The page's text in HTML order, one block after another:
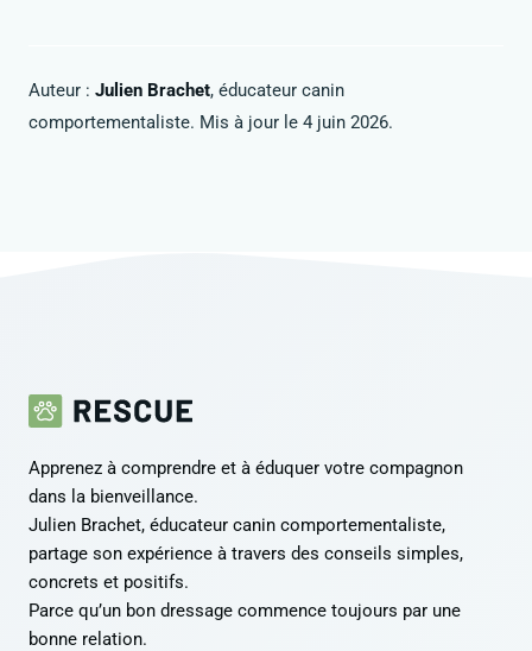
Auteur : Julien Brachet, éducateur canin
comportementaliste. Mis à jour le 4 juin 2026.
Apprenez à comprendre et à éduquer votre compagnon
dans la bienveillance.
Julien Brachet, éducateur canin comportementaliste,
partage son expérience à travers des conseils simples,
concrets et positifs.
Parce qu’un bon dressage commence toujours par une
bonne relation.